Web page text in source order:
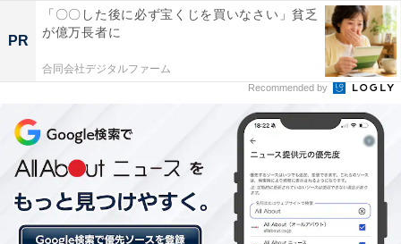
【大阪府の人気銭湯】「ヘルシー温泉タテ
バ」は早朝5時まで営業する多彩な設備が自
慢の銭湯
PR
「〇〇した後に必ず宝くじを買いなさい」貧乏
が億万長者に
合同会社デジタルファーム
Recommended by